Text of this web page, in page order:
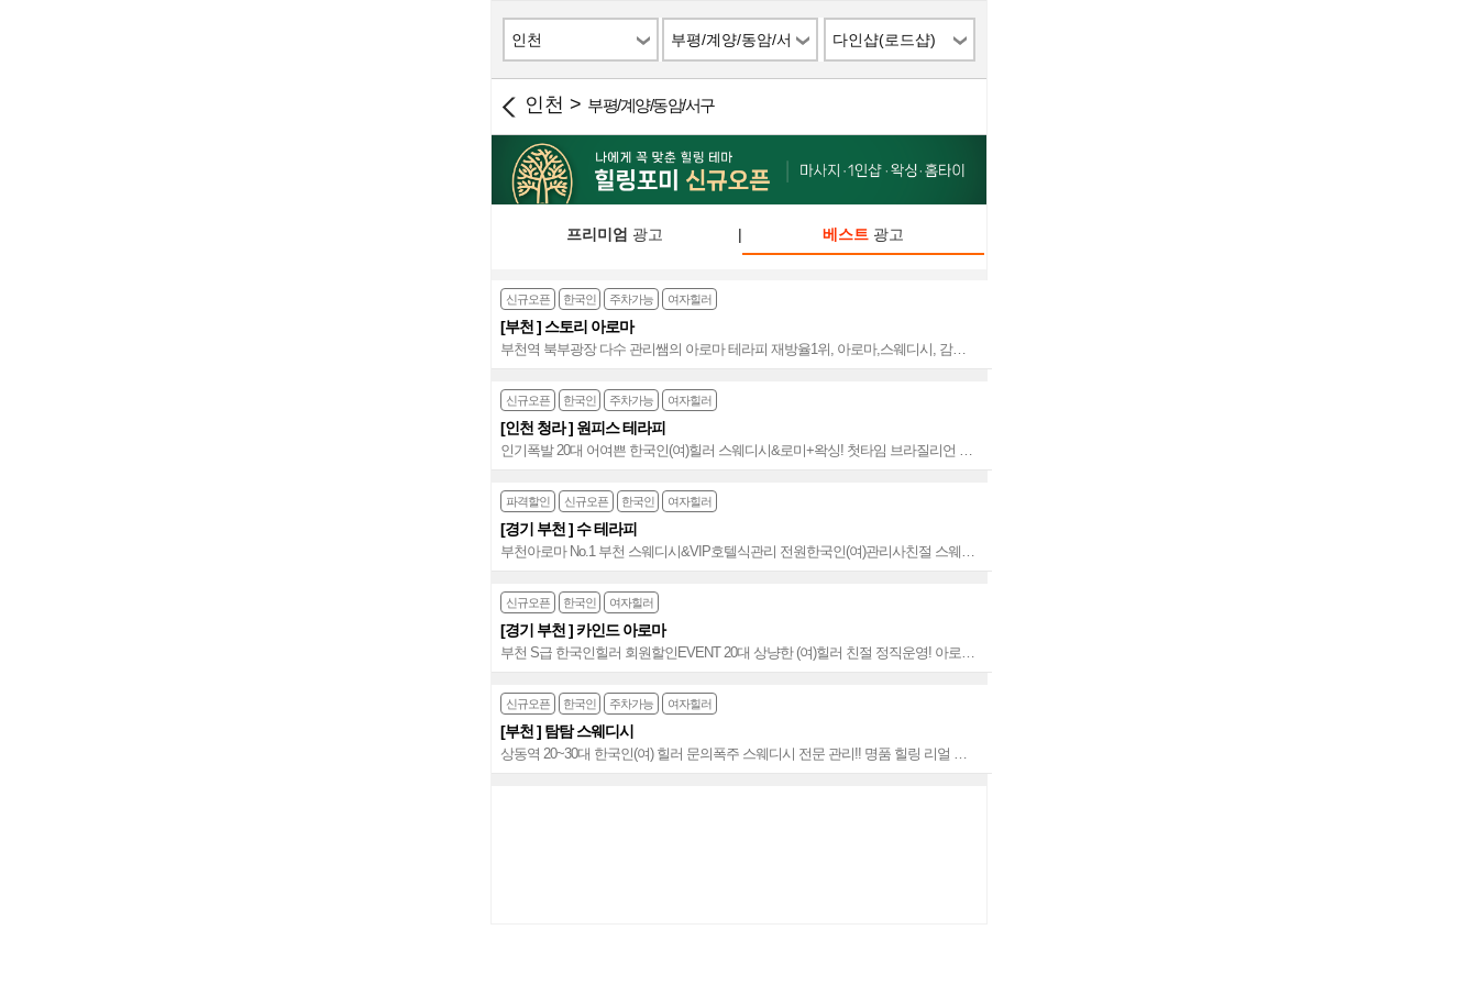
인천
부평/계양/동암/서
구
다인샵(로드샵)
인천 > 부평/계양/동암/서구
프리미엄 광고 | 베스트광고
신규오픈 한국인 주차가능 여자힐러
[부천 ] 스토리 아로마
부천역 북부광장 다수 관리쌤의 아로마 테라피 재방율1위, 아로마,스웨디시, 감성
힐링 스토리아로마~♥
신규오픈 한국인 주차가능 여자힐러
[인천 청라 ] 원피스 테라피
인기폭발 20대 어여쁜 한국인(여)힐러 스웨디시&로미+왁싱! 첫타임 브라질리언 첫
방 감사 할인! 풍성한 혜택 인천 청라스웨디시~♥
파격할인 신규오픈 한국인 여자힐러
[경기 부천 ] 수 테라피
부천아로마 No.1 부천 스웨디시&VIP호텔식관리 전원한국인(여)관리사친절 스웨디
시&로미로미&VIP호텔식 마사지&힐링케어~♥
신규오픈 한국인 여자힐러
[경기 부천 ] 카인드 아로마
부천 S급 한국인힐러 회원할인EVENT 20대 상냥한 (여)힐러 친절 정직운영! 아로마
테라피 상동 S급 힐러의 정성&꼼꼼~♥
신규오픈 한국인 주차가능 여자힐러
[부천 ] 탐탐 스웨디시
상동역 20~30대 한국인(여) 힐러 문의폭주 스웨디시 전문 관리!! 명품 힐링 리얼 만
족 테라피 부천 스웨디시~♥